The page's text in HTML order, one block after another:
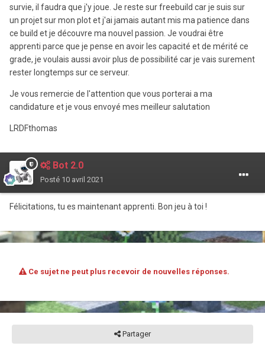
survie, il faudra que j'y joue. Je reste sur freebuild car je suis sur
un projet sur mon plot et j'ai jamais autant mis ma patience dans
ce build et je découvre ma nouvel passion. Je voudrai être
apprenti parce que je pense en avoir les capacité et de mérité ce
grade, je voulais aussi avoir plus de possibilité car je vais surement
rester longtemps sur ce serveur.
Je vous remercie de l'attention que vous porterai a ma
candidature et je vous envoyé mes meilleur salutation
LRDFthomas
Bot 2.0
Posté 10 avril 2021
Félicitations, tu es maintenant apprenti. Bon jeu à toi !
Ce sujet ne peut plus recevoir de nouvelles réponses.
Partager